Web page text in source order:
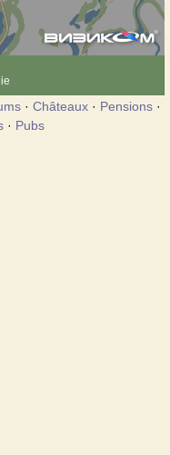
· Châteaux · Pensions ·
· Pubs